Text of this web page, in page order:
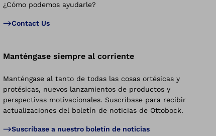
¿Cómo podemos ayudarle?
Contact Us
Manténgase siempre al corriente
Manténgase al tanto de todas las cosas ortésicas y
protésicas, nuevos lanzamientos de productos y
perspectivas motivacionales. Suscríbase para recibir
actualizaciones del boletín de noticias de Ottobock.
Suscríbase a nuestro boletín de noticias